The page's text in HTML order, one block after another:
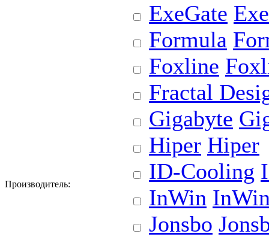
Производитель:
ExeGate
Formula
Foxline
Fractal
Gigabyte
Hiper Hiper
ID-Cooling
InWin
Jonsbo